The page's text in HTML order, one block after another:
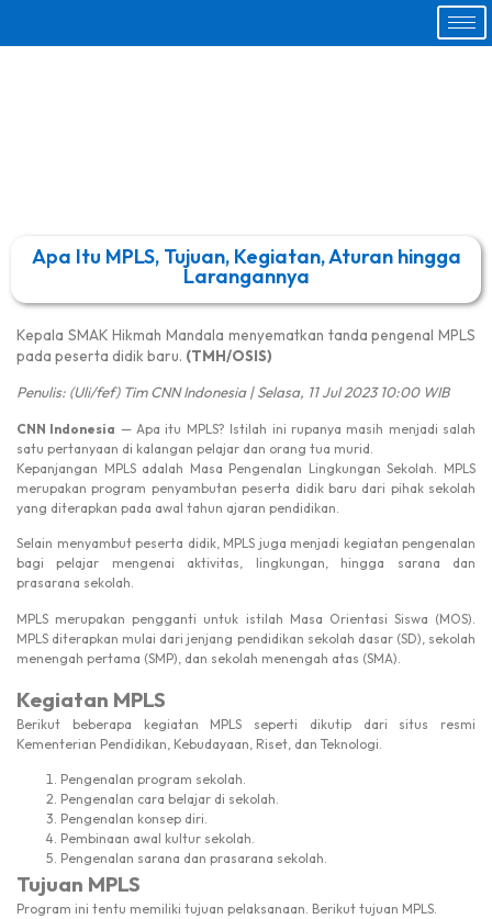
Apa Itu MPLS, Tujuan, Kegiatan, Aturan hingga
Larangannya
Kepala SMAK Hikmah Mandala menyematkan tanda pengenal MPLS
pada peserta didik baru. (TMH/OSIS)
Penulis: (Uli/fef) Tim CNN Indonesia | Selasa, 11 Jul 2023 10:00 WIB
CNN Indonesia — Apa itu MPLS? Istilah ini rupanya masih menjadi salah
satu pertanyaan di kalangan pelajar dan orang tua murid.
Kepanjangan MPLS adalah Masa Pengenalan Lingkungan Sekolah. MPLS
merupakan program penyambutan peserta didik baru dari pihak sekolah
yang diterapkan pada awal tahun ajaran pendidikan.
Selain menyambut peserta didik, MPLS juga menjadi kegiatan pengenalan
bagi pelajar mengenai aktivitas, lingkungan, hingga sarana dan
prasarana sekolah.
MPLS merupakan pengganti untuk istilah Masa Orientasi Siswa (MOS).
MPLS diterapkan mulai dari jenjang pendidikan sekolah dasar (SD), sekolah
menengah pertama (SMP), dan sekolah menengah atas (SMA).
Kegiatan MPLS
Berikut beberapa kegiatan MPLS seperti dikutip dari situs resmi
Kementerian Pendidikan, Kebudayaan, Riset, dan Teknologi.
Pengenalan program sekolah.
Pengenalan cara belajar di sekolah.
Pengenalan konsep diri.
Pembinaan awal kultur sekolah.
Pengenalan sarana dan prasarana sekolah.
Tujuan MPLS
Program ini tentu memiliki tujuan pelaksanaan. Berikut tujuan MPLS.